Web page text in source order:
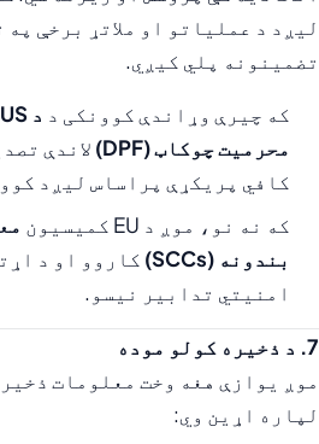
لیږد د عملیاتو او ملاتړ برخې په
تضمینونه پلي کیږي.
که چیرې وړاندې کوونکی د
محرمیت چوکاټ (DPF)
لاندې
کافي پریکړې پراساس لیږد
که نه نو، موږ د EU کمیسیون
بندونه (SCCs)
کاروو او د
امنیتي تدابیر نیسو.
7. د ذخیره کولو موده
موږ یوازې هغه وخت معلومات
لپاره اړین وي: